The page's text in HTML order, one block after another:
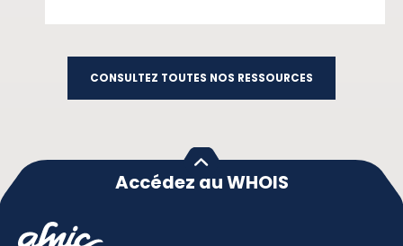
CONSULTEZ TOUTES NOS RESSOURCES
Accédez au WHOIS